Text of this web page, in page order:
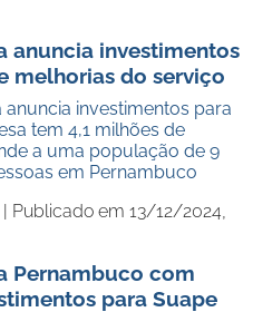
anuncia investimentos
melhorias do serviço
anuncia investimentos para
tem 4,1 milhões de
a uma população de 9
em Pernambuco
Publicado em 13/12/2024,
Pernambuco com
para Suape